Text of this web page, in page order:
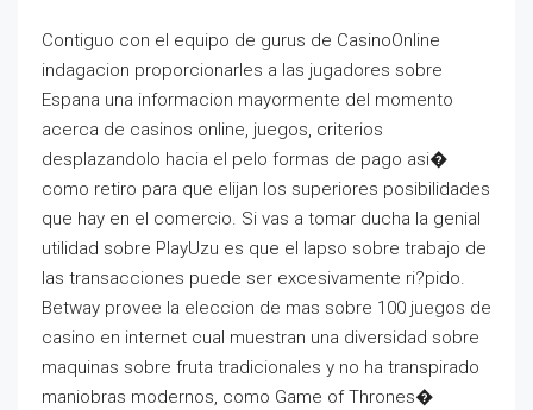
Contiguo con el equipo de gurus de CasinoOnline
indagacion proporcionarles a las jugadores sobre
Espana una informacion mayormente del momento
acerca de casinos online, juegos, criterios
desplazandolo hacia el pelo formas de pago asi�
como retiro para que elijan los superiores posibilidades
que hay en el comercio. Si vas a tomar ducha la genial
utilidad sobre PlayUzu es que el lapso sobre trabajo de
las transacciones puede ser excesivamente ri?pido.
Betway provee la eleccion de mas sobre 100 juegos de
casino en internet cual muestran una diversidad sobre
maquinas sobre fruta tradicionales y no ha transpirado
maniobras modernos, como Game of Thrones�